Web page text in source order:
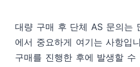
대량 구매 후 단체 AS 문의는
에서 중요하게 여기는 사항입
구매를 진행한 후에 발생할 수